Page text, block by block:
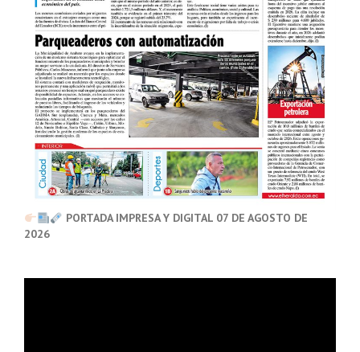
PORTADA IMPRESA Y DIGITAL 07 DE AGOSTO DE
2026